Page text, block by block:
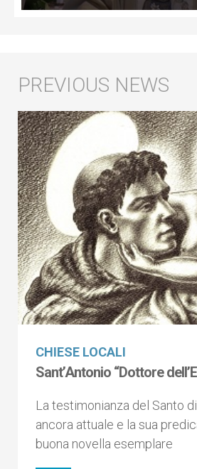
CHIESE LOCALI
Sant’Antonio “Dottore
La testimonianza del Santo
ancora attuale e la sua
buona novella esemplare